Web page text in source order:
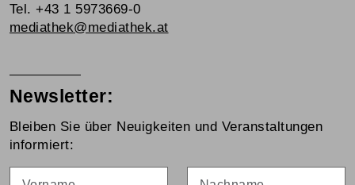
Tel. +43 1 5973669-0
mediathek@mediathek.at
Newsletter:
Bleiben Sie über Neuigkeiten und Veranstaltungen
informiert: